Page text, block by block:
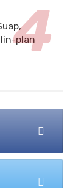
plan